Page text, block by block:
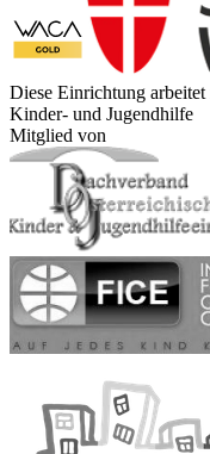
Diese Einrichtung
Kinder- und Jugendhilfe
Mitglied von